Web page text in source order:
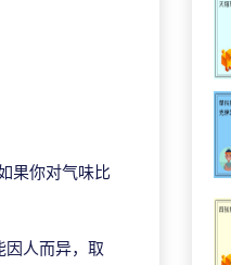
果你对气味比
因人而异，取